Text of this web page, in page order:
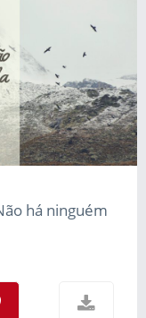
há ninguém